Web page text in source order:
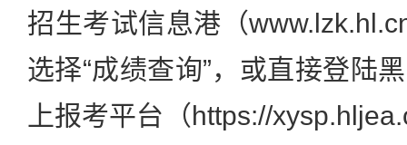
招生考试信息港（
选择“成绩查询”，或直接登陆
上报考平台（https://